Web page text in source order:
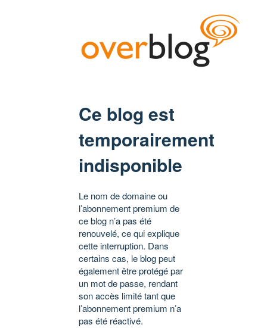
Ce blog est
temporairement
indisponible
Le nom de domaine ou
l’abonnement premium de
ce blog n’a pas été
renouvelé, ce qui explique
cette interruption. Dans
certains cas, le blog peut
également être protégé par
un mot de passe, rendant
son accès limité tant que
l’abonnement premium n’a
pas été réactivé.